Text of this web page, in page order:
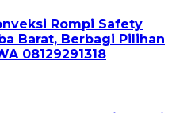
Rompi Safety
Barat, Berbagi Pilihan
08129291318